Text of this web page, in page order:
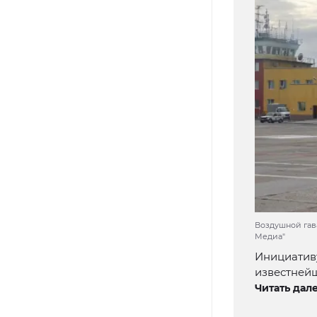
Воздушной
Медиа"
Читать